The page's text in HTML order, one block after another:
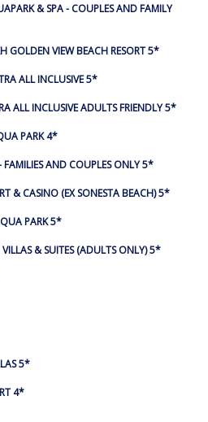
& SPA - COUPLES AND FAMILY
GOLDEN VIEW BEACH RESORT 5*
ALL INCLUSIVE 5*
ALL INCLUSIVE ADULTS FRIENDLY 5*
PARK 4*
AND COUPLES ONLY 5*
& CASINO (EX SONESTA BEACH) 5*
PARK 5*
& SUITES (ADULTS ONLY) 5*
5*
4*